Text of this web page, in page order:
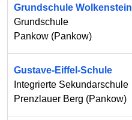
Grundschule Wolkenstein
Grundschule
Pankow (Pankow)
Gustave-Eiffel-Schule
Integrierte Sekundarschule
Prenzlauer Berg (Pankow)